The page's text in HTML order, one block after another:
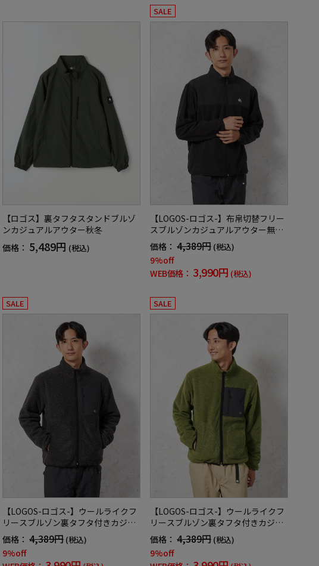
【ロゴス】裏タフタスタンドブルゾ
ンカジュアルアウター秋冬
価格： 5,489円 (税込)
SALE
【LOGOS-ロゴス-】布帛切替フリー
スブルゾンカジュアルアウター無地
秋冬
価格： 4,389円 (税込)
9%off
WEB価格： 3,990円 (税込)
SALE
【LOGOS-ロゴス-】ウールライクフ
リースブルゾン裏タフタ付きカジュ
アルアウター無地秋冬
価格： 4,389円 (税込)
9%off
SALE
【LOGOS-ロゴス-】ウールライクフ
リースブルゾン裏タフタ付きカジュ
アルアウター無地秋冬
価格： 4,389円 (税込)
9%off